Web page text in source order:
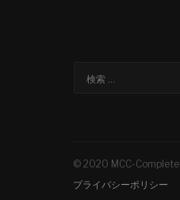
© 2020 MCC-Complete
プライバシーポリシー